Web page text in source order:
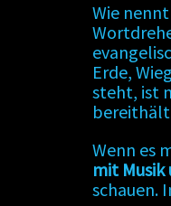
Wie
Erde,
steht, ist
Wenn es
mit Musik
schauen.